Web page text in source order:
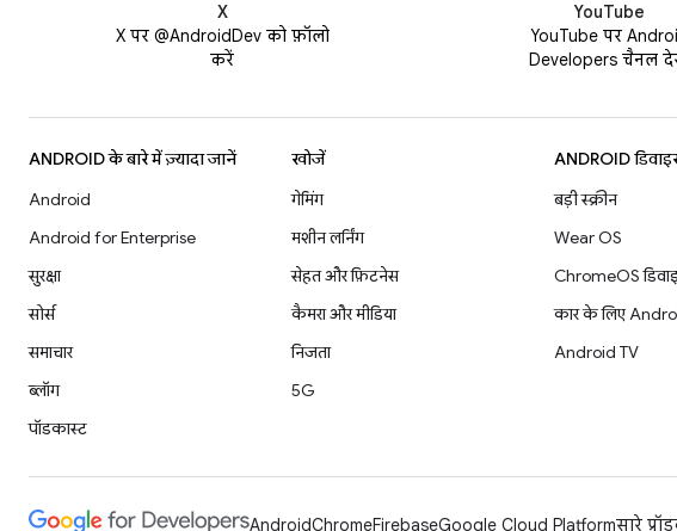
X
X पर @AndroidDev को फ़ॉलो
करें
YouTube
YouTube पर
Developers चैनल
ANDROID के बारे में ज़्यादा जानें
Android
Android for Enterprise
सुरक्षा
सोर्स
समाचार
ब्लॉग
पॉडकास्ट
खोजें
गेमिंग
मशीन लर्निंग
सेहत और फ़िटनेस
कैमरा और मीडिया
निजता
5G
ANDROID
बड़ी स्क्रीन
Wear OS
ChromeOS
कार के लिए
Android TV
AndroidChromeFirebaseGoogle Cloud Platformसारे